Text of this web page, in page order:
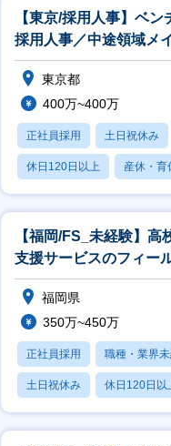
【東京/採用人事】ベ
採用人事／中途領域メ
東京都
400万~400万
正社員採用 土日祝休み
休日120日以上 産休・育
【福岡/FS_未経験】高
支援サービスのフィー
(法人営業)／未経験歓
福岡県
350万~450万
正社員採用 職種・業界
土日祝休み 休日120日以
産休・育休あり